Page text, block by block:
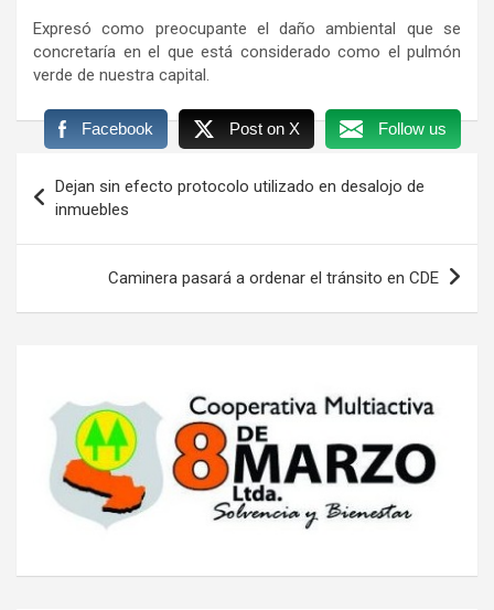
Expresó como preocupante el daño ambiental que se
concretaría en el que está considerado como el pulmón
verde de nuestra capital.
Facebook Post on X Follow us
de
entradas
Dejan sin efecto protocolo utilizado en desalojo de
inmuebles
Caminera pasará a ordenar el tránsito en CDE